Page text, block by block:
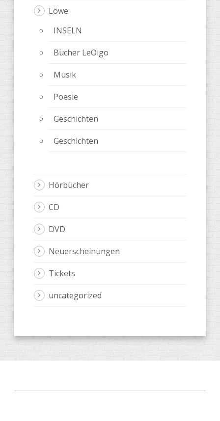
Löwe
INSELN
Bücher LeOigo
Musik
Poesie
Geschichten
Geschichten
Hörbücher
CD
DVD
Neuerscheinungen
Tickets
uncategorized